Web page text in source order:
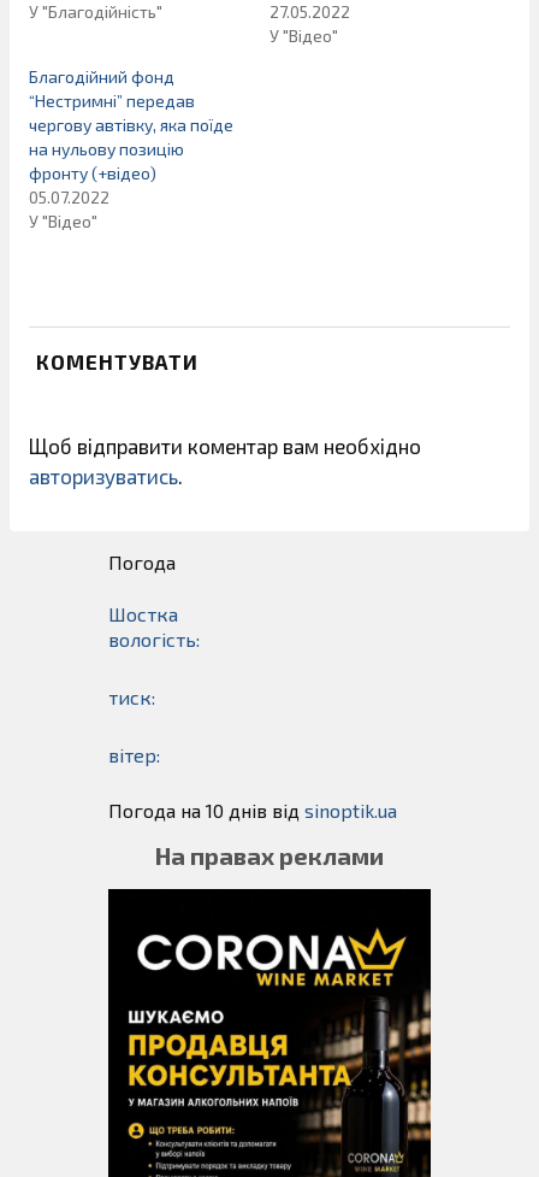
У "Благодійність"
27.05.2022
У "Відео"
Благодійний фонд
“Нестримні” передав
чергову автівку, яка поїде
на нульову позицію
фронту (+відео)
05.07.2022
У "Відео"
КОМЕНТУВАТИ
Щоб відправити коментар вам необхідно
авторизуватись.
Погода
Шостка
вологість:
тиск:
вітер:
Погода на 10 днів від sinoptik.ua
На правах реклами